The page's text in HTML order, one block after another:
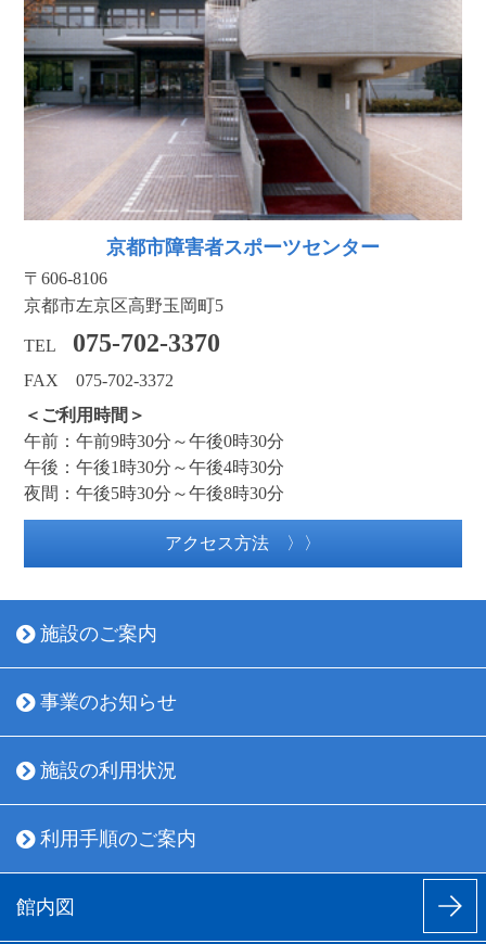
京都市障害者スポーツセンター
〒606-8106
京都市左京区高野玉岡町5
TEL 075-702-3370
FAX 075-702-3372
＜ご利用時間＞
午前：午前9時30分～午後0時30分
午後：午後1時30分～午後4時30分
夜間：午後5時30分～午後8時30分
アクセス方法 〉〉
施設のご案内
事業のお知らせ
施設の利用状況
利用手順のご案内
館内図